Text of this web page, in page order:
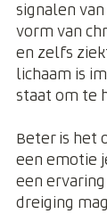
signalen van
vorm van
en zelfs
lichaam is
staat om te
Beter is het
een emotie
een
dreiging